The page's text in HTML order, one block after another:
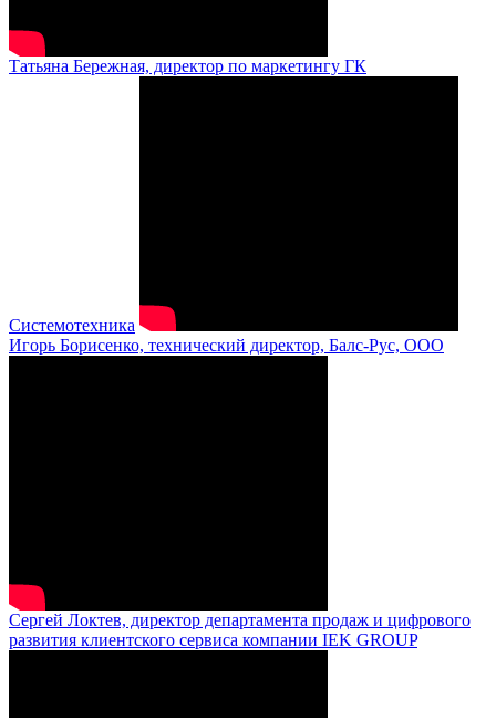
Татьяна Бережная, директор по маркетингу ГК
Системотехника
Игорь Борисенко, технический директор, Балс-Рус, ООО
Сергей Локтев, директор департамента продаж и цифрового
развития клиентского сервиса компании IEK GROUP